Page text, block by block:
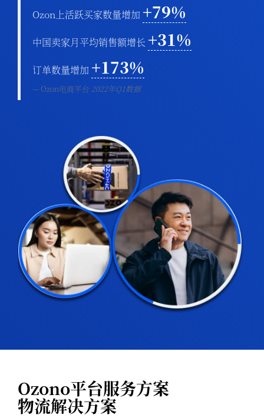
Ozon上活跃买家数量增加 +79%
中国卖家月平均销售额增长 +31%
订单数量增加 +173%
Ozon电商平台 2022年Q1数据
Ozono平台服务方案
物流解决方案